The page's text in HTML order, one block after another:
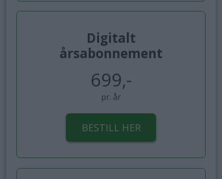
Digitalt
årsabonnement
699,-
pr. år
BESTILL HER